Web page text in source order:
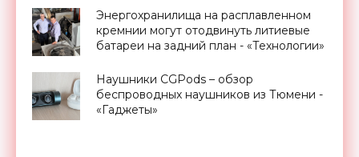
Энергохранилища на расплавленном
кремнии могут отодвинуть литиевые
батареи на задний план - «Технологии»
Наушники CGPods – обзор
беспроводных наушников из Тюмени -
«Гаджеты»